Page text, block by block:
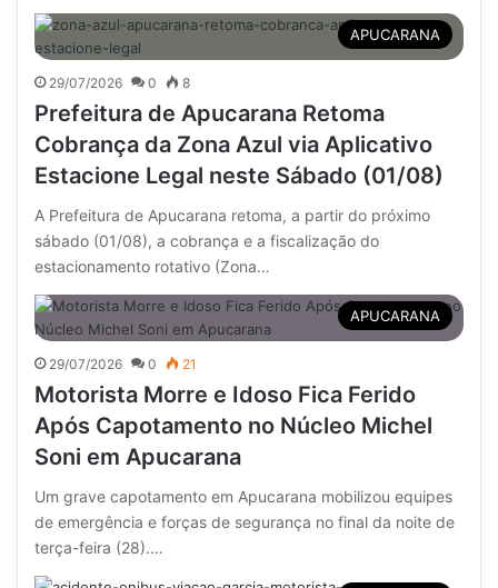
APUCARANA
29/07/2026 0 8
Prefeitura de Apucarana Retoma
Cobrança da Zona Azul via Aplicativo
Estacione Legal neste Sábado (01/08)
A Prefeitura de Apucarana retoma, a partir do próximo
sábado (01/08), a cobrança e a fiscalização do
estacionamento rotativo (Zona…
APUCARANA
29/07/2026 0 21
Motorista Morre e Idoso Fica Ferido
Após Capotamento no Núcleo Michel
Soni em Apucarana
Um grave capotamento em Apucarana mobilizou equipes
de emergência e forças de segurança no final da noite de
terça-feira (28).…